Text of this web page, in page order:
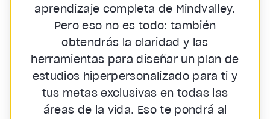
aprendizaje completa de Mindvalley.
Pero eso no es todo: también
obtendrás la claridad y las
herramientas para diseñar un plan de
estudios hiperpersonalizado para ti y
tus metas exclusivas en todas las
áreas de la vida. Eso te pondrá al